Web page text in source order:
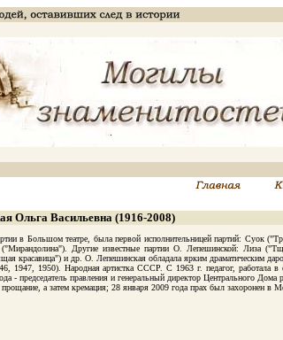
Ольга Васильевна (1916-2008)
в Большом театре, была первой исполнительницей партий: Суок
Другие известные партии О. Лепешинской: Лиза
и др. О. Лепешинская обладала ярким драматическим
1950). Народная артистка СССР. С 1963 г. педагог, работала
председатель правления и генеральный директор Центрального Дома
а затем кремация; 28 января 2009 года прах был захоронен в